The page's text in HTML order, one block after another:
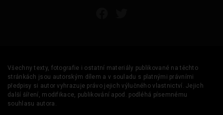
Všechny texty, fotografie i ostatní materiály publikované na těchto
stránkách jsou autorským dílem a v souladu s platnými právními
předpisy si autor vyhrazuje právo jejich výlučného vlastnictví. Jejich
další šíření, modifikace, publikování apod. podléhá písemnému
souhlasu autora.